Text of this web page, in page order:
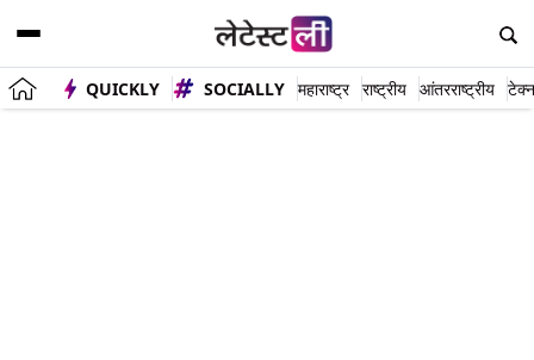
QUICKLY SOCIALLY महाराष्ट्र राष्ट्रीय आंतरराष्ट्रीय